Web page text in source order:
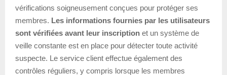
vérifications soigneusement conçues pour protéger ses
membres. Les informations fournies par les utilisateurs
sont vérifiées avant leur inscription et un système de
veille constante est en place pour détecter toute activité
suspecte. Le service client effectue également des
contrôles réguliers, y compris lorsque les membres